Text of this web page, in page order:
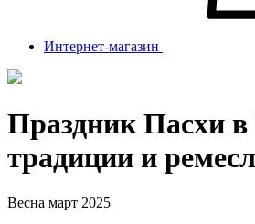
Интернет-магазин
Праздник Пасхи
традиции и
Весна март 2025